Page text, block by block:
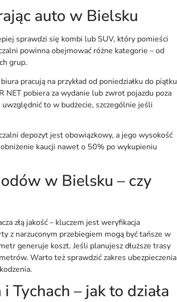
auto w Bielsku
sprawdzi się kombi lub SUV, który pomieści
powinna obejmować różne kategorie – od
grup.
pracują na przykład od poniedziałku do piątku
pobiera za wydanie lub zwrot pojazdu poza
to w budżecie, szczególnie jeśli
depozyt jest obowiązkowy, a jego wysokość
kaucji nawet o 50% po wykupieniu
w Bielsku – czy
złą jakość – kluczem jest weryfikacja
z narzuconym przebiegiem mogą być tańsze w
generuje koszt. Jeśli planujesz dłuższe trasy
Warto też sprawdzić zakres ubezpieczenia
– jak to działa